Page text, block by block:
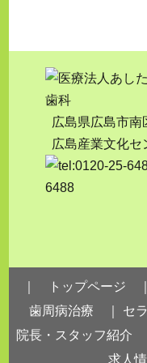
広島県広島市南
広島産業文化セ
｜ トップページ ｜
歯周病治療 ｜
セ
院長・スタッフ紹介
求人